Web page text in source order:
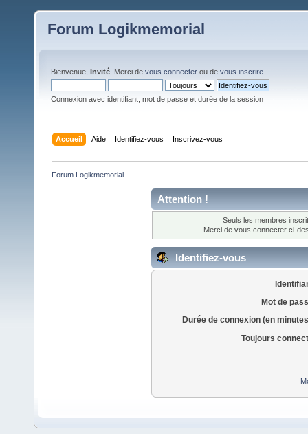
Forum Logikmemorial
Bienvenue, Invité . Merci de vous connecter ou de vous inscrire
Connexion avec identifiant, mot de passe et durée de la session
Accueil Aide Identifiez-vous Inscrivez-vous
Forum Logikmemorial
Attention !
Seuls les membres
Merci de vous connecter ci-
Identifiez-vous
Mot de
Durée de connexion (en
Toujours